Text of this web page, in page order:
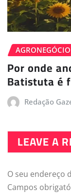
AGRONEGÓCIO
Por onde
Batistuta é
Redação
LEAVE A
O seu endereço
Campos